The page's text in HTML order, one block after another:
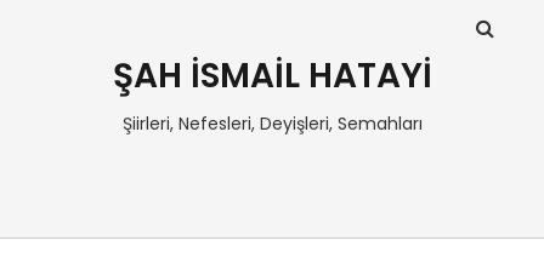
ŞAH İSMAİL HATAYİ
Şiirleri, Nefesleri, Deyişleri, Semahları